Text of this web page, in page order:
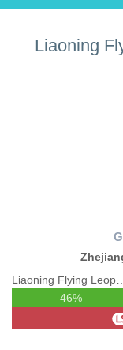
Liaoning
46%